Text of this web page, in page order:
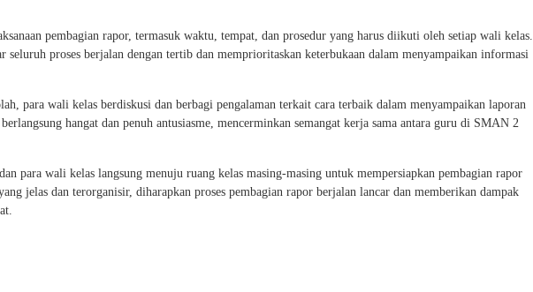
pembagian rapor, termasuk waktu, tempat, dan prosedur yang harus diikuti oleh setiap wali kelas.
seluruh proses berjalan dengan tertib dan memprioritaskan keterbukaan dalam menyampaikan informasi
para wali kelas berdiskusi dan berbagi pengalaman terkait cara terbaik dalam menyampaikan laporan
hangat dan penuh antusiasme, mencerminkan semangat kerja sama antara guru di SMAN 2
para wali kelas langsung menuju ruang kelas masing-masing untuk mempersiapkan pembagian rapor
jelas dan terorganisir, diharapkan proses pembagian rapor berjalan lancar dan memberikan dampak